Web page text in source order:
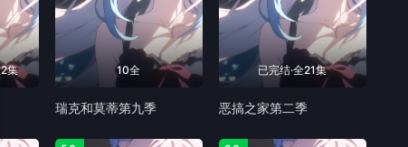
2集 10全
瑞克和莫蒂第九季
已完结·全21集
恶搞之家第二季